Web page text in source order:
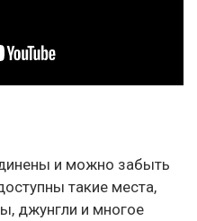
и можно забыть
такие места,
джунгли и многое